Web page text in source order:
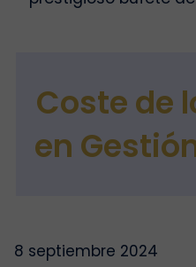
Coste de
en
8 septiembre 2024